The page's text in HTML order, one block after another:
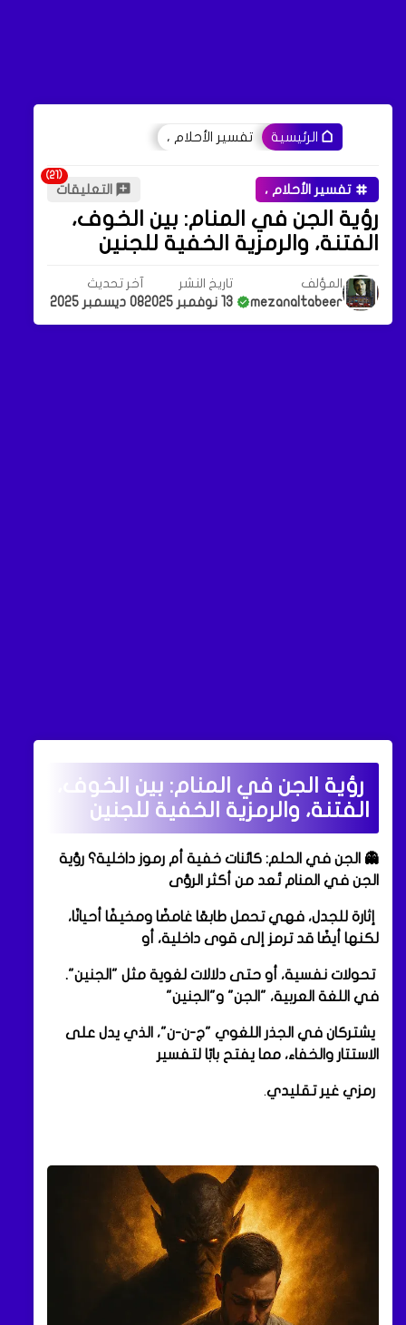
الرئيسية تفسير الأحلام ،
تفسير الأحلام ، التعليقات
رؤية الجن في المنام: بين الخوف،
الفتنة، والرمزية الخفية للجنين
المؤلف
mezanaltabeer
تاريخ النشر
13 نوفمبر 2025
آخر تحديث
08 ديسمبر 2025
رؤية الجن في المنام: بين الخوف،
الفتنة، والرمزية الخفية للجنين
👻 الجن في الحلم: كائنات خفية أم رموز داخلية؟ رؤية
الجن في المنام تُعد من أكثر الرؤى
إثارة للجدل، فهي تحمل طابعًا غامضًا ومخيفًا أحيانًا،
لكنها أيضًا قد ترمز إلى قوى داخلية، أو
تحولات نفسية، أو حتى دلالات لغوية مثل "الجنين".
في اللغة العربية، "الجن" و"الجنين"
يشتركان في الجذر اللغوي "ج-ن-ن"، الذي يدل على
الاستتار والخفاء، مما يفتح بابًا لتفسير
رمزي غير تقليدي.